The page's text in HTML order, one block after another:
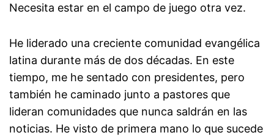
Necesita estar en el campo de juego otra vez.
He liderado una creciente comunidad evangélica
latina durante más de dos décadas. En este
tiempo, me he sentado con presidentes, pero
también he caminado junto a pastores que
lideran comunidades que nunca saldrán en las
noticias. He visto de primera mano lo que sucede